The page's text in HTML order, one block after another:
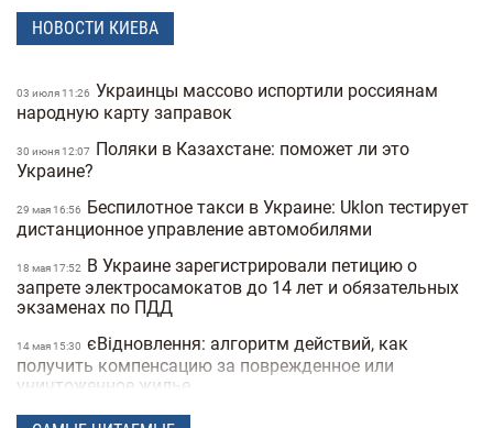
НОВОСТИ КИЕВА
03 июля 11:26 Украинцы массово испортили россиянам
народную карту заправок
30 июня 12:07
Поляки в Казахстане: поможет ли это
Украине?
29 мая 16:56
Беспилотное такси в Украине: Uklon тестирует
дистанционное управление автомобилями
18 мая 17:52
В Украине зарегистрировали петицию о
запрете электросамокатов до 14 лет и обязательных
экзаменах по ПДД
14 мая 15:30 єВідновлення: алгоритм действий, как
получить компенсацию за поврежденное или
уничтоженное жилье
06 мая 15:50 В Украине хотят запретить электросамокаты